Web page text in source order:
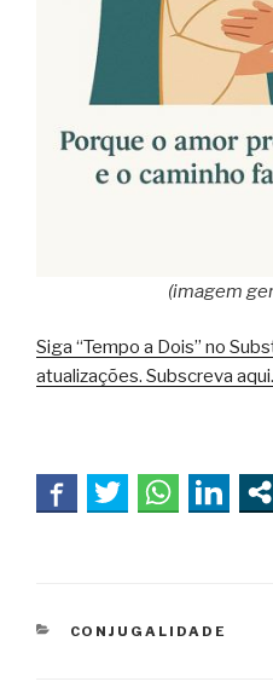
(imagem
Siga “Tempo a Dois” no
atualizações. Subscreva aqui.
CATEGORIAS
CONJUGALIDADE